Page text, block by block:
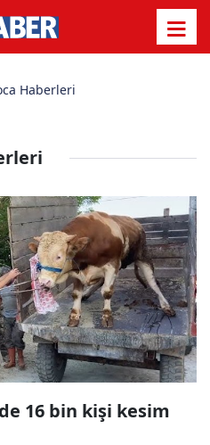
Haberleri
16 bin kişi kesim